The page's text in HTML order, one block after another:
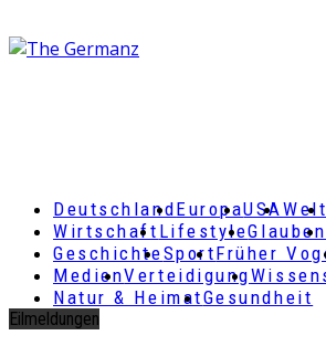
DeutschlandEuropaUSAWelt
Wirtschaft LifestyleGlauben
GeschichteSportFrüher
MedienVerteidigung
Natur & HeimatGesundheit
Eilmeldungen